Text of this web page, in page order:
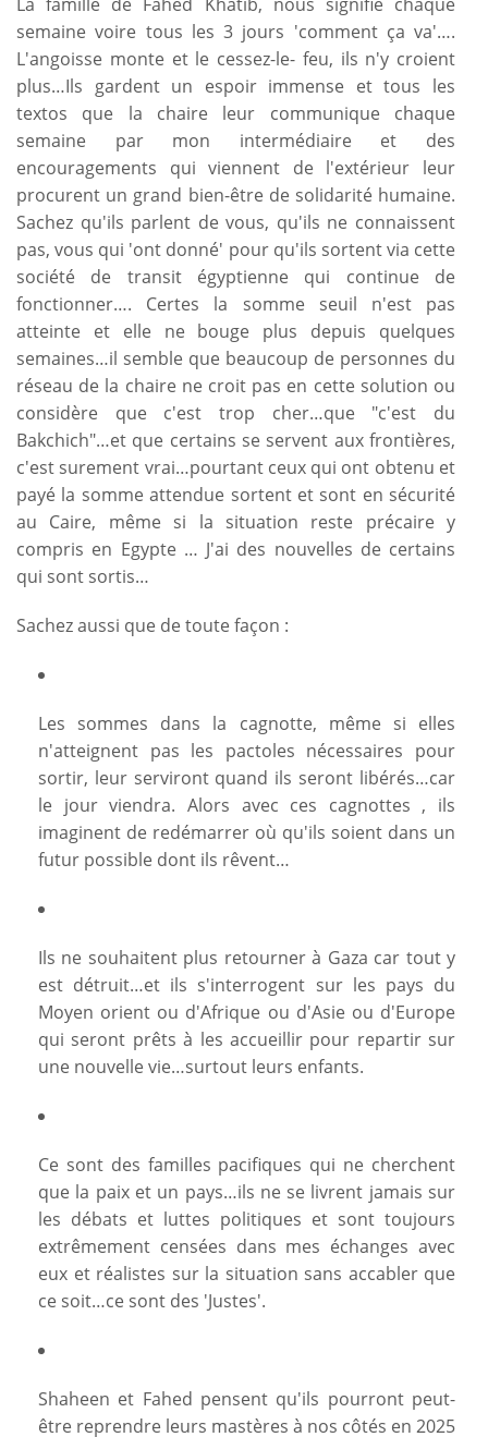
semaine voire tous les 3 jours 'comment ça va'….
L'angoisse monte et le cessez-le- feu, ils n'y croient
plus…Ils gardent un espoir immense et tous les
textos que la chaire leur communique chaque
semaine par mon intermédiaire et des
encouragements qui viennent de l'extérieur leur
procurent un grand bien-être de solidarité humaine.
Sachez qu'ils parlent de vous, qu'ils ne connaissent
pas, vous qui 'ont donné' pour qu'ils sortent via cette
société de transit égyptienne qui continue de
fonctionner…. Certes la somme seuil n'est pas
atteinte et elle ne bouge plus depuis quelques
semaines…il semble que beaucoup de personnes du
réseau de la chaire ne croit pas en cette solution ou
considère que c'est trop cher…que "c'est du
Bakchich"…et que certains se servent aux frontières,
c'est surement vrai…pourtant ceux qui ont obtenu et
payé la somme attendue sortent et sont en sécurité
au Caire, même si la situation reste précaire y
compris en Egypte … J'ai des nouvelles de certains
qui sont sortis…
Sachez aussi que de toute façon :
Les sommes dans la cagnotte, même si elles
n'atteignent pas les pactoles nécessaires pour
sortir, leur serviront quand ils seront libérés…car
le jour viendra. Alors avec ces cagnottes , ils
imaginent de redémarrer où qu'ils soient dans un
futur possible dont ils rêvent…
Ils ne souhaitent plus retourner à Gaza car tout y
est détruit…et ils s'interrogent sur les pays du
Moyen orient ou d'Afrique ou d'Asie ou d'Europe
qui seront prêts à les accueillir pour repartir sur
une nouvelle vie…surtout leurs enfants.
Ce sont des familles pacifiques qui ne cherchent
que la paix et un pays…ils ne se livrent jamais sur
les débats et luttes politiques et sont toujours
extrêmement censées dans mes échanges avec
eux et réalistes sur la situation sans accabler que
ce soit…ce sont des 'Justes'.
Shaheen et Fahed pensent qu'ils pourront peut-
être reprendre leurs mastères à nos côtés en 2025